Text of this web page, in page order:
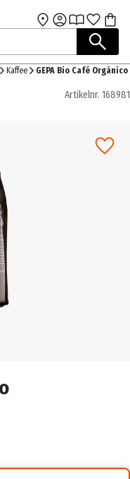
Hauptinhalt
Kaffee GEPA Bio Café Orgánico
Artikelnr. 168981